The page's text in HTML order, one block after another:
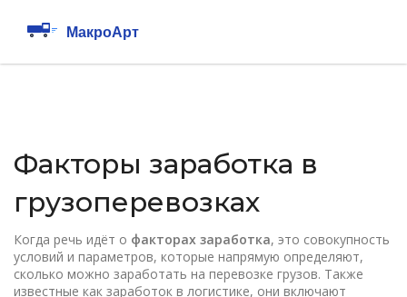
Факторы заработка в
грузоперевозках
Когда речь идёт о факторах заработка, это совокупность
условий и параметров, которые напрямую определяют,
сколько можно заработать на перевозке грузов. Также
известные как заработок в логистике, они включают